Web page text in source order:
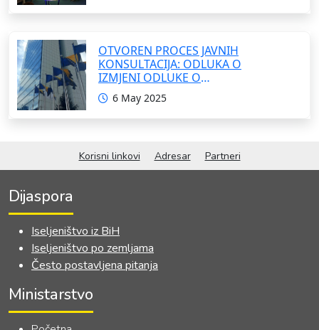
OTVOREN PROCES JAVNIH
KONSULTACIJA: ODLUKA O
IZMJENI ODLUKE O
FORMIRANJU INTERRESORNE
RADNE GRUPE ZA IZRADU
OKVIRNOG ZAKONA O
HERCEGOVINE
6 May 2025
Korisni linkovi Adresar Partneri
Dijaspora
Iseljeništvo iz BiH
Iseljeništvo po zemljama
Često postavljena pitanja
Ministarstvo